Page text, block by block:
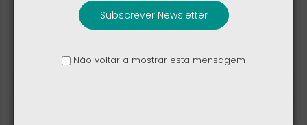
OnePlus Buds 4
79,00 €
Lenovo Buds TWS X9
77,00 € 62,50 €
Subscrever Newsletter
Não voltar a mostrar esta mensagem